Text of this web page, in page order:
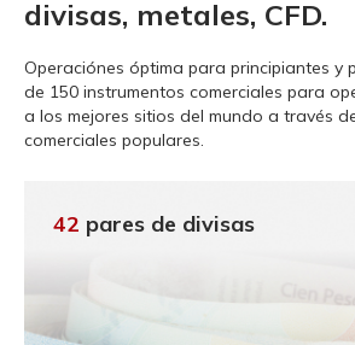
divisas, metales, CFD.
Operaciónes óptima para principiantes y
de 150 instrumentos comerciales para
a los mejores sitios del mundo a través
comerciales populares.
42 pares de divisas